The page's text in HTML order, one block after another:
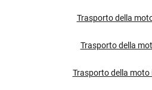
Trasporto della
Trasporto della
Trasporto della